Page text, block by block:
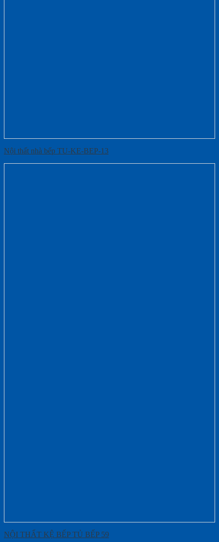
Nội thất nhà bếp TU-KE-BEP-13
NỘI THẤT KỆ BẾP TỦ BẾP 59